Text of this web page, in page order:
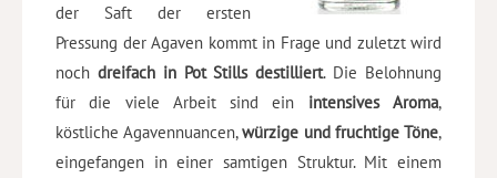
der Saft der ersten
Pressung der Agaven kommt in Frage und zuletzt wird
noch dreifach in Pot Stills destilliert. Die Belohnung
für die viele Arbeit sind ein intensives Aroma,
köstliche Agavennuancen,würzige und fruchtige Töne,
eingefangen in einer samtigen Struktur. Mit einem